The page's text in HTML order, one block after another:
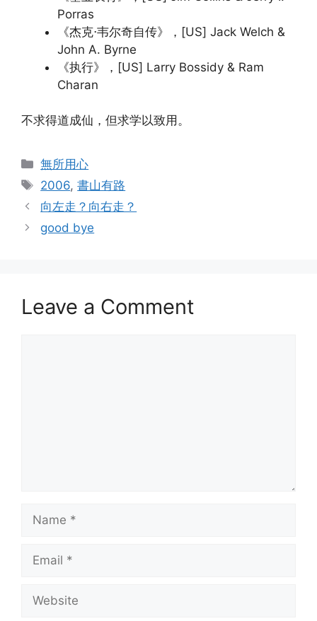
Porras
《杰克⋅韦尔奇自传》，[US] Jack Welch &
John A. Byrne
《执行》，[US] Larry Bossidy & Ram
Charan
不求得道成仙，但求学以致用。
Categories
無所用心
Tags
2006,書山有路
向左走？向右走？
good bye
Leave a Comment
Name
Email
Website